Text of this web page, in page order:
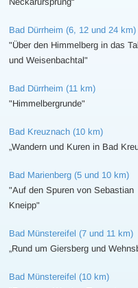
Bad Dürrheim (6, 12 und 24 km)
"Über den Himmelberg in das
und Weisenbachtal"
Bad Dürrheim (11 km)
"Himmelbergrunde"
Bad Kreuznach (10 km)
„Wandern und Kuren in Bad
Bad Marienberg (5 und 10 km)
"Auf den Spuren von Sebastian
Kneipp"
Bad Münstereifel (7 und 11 km)
„Rund um Giersberg und
Bad Münstereifel (10 km)